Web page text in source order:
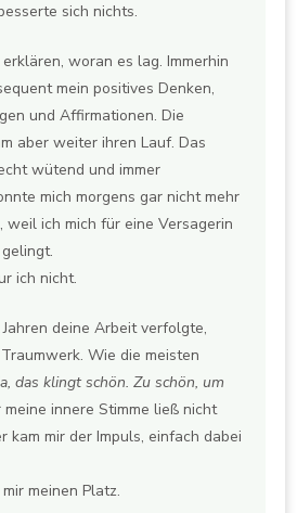
sich nichts.
woran es lag. Immerhin
mein positives Denken,
und Affirmationen. Die
aber weiter ihren Lauf. Das
wütend und immer
mich morgens gar nicht mehr
weil ich mich für eine Versagerin
ich nicht.
deine Arbeit verfolgte,
Wie die meisten
das klingt schön. Zu schön, um
meine innere Stimme ließ nicht
kam mir der Impuls, einfach dabei
meinen Platz.